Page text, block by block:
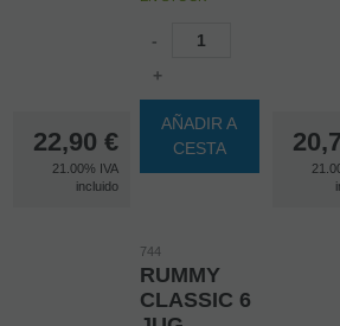
22,90 €
21.00% IVA
incluido
-
+
AÑADIR A
CESTA
744
RUMMY
CLASSIC 6